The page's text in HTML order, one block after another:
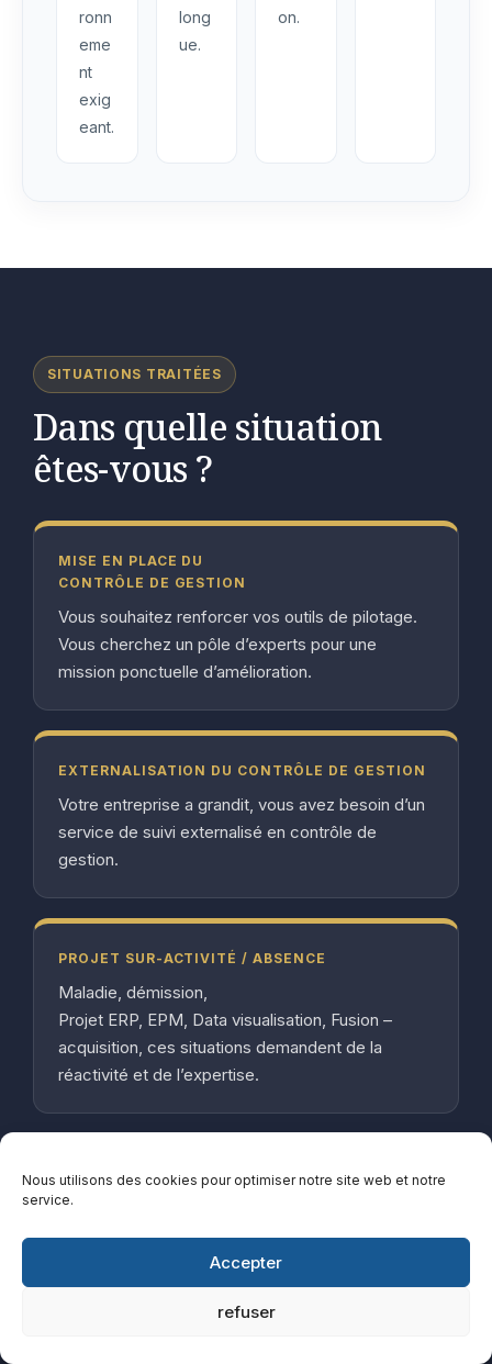
Nous utilisons des cookies pour optimiser notre site web et notre
service.
Accepter
refuser
ronn
eme
nt
exig
eant.
long
ue.
on.
SITUATIONS TRAITÉES
Dans quelle situation
êtes-vous ?
MISE EN PLACE DU
CONTRÔLE DE GESTION
Vous souhaitez renforcer vos outils de pilotage.
Vous cherchez un pôle d’experts pour une
mission ponctuelle d’amélioration.
EXTERNALISATION DU CONTRÔLE DE GESTION
Votre entreprise a grandit, vous avez besoin d’un
service de suivi externalisé en contrôle de
gestion.
PROJET SUR-ACTIVITÉ / ABSENCE
Maladie, démission,
Projet ERP, EPM, Data visualisation, Fusion –
acquisition, ces situations demandent de la
réactivité et de l’expertise.
CRISE FINANCIÈRE
Les chiffres sont de plus en plus alarmants. Il
vous faut des experts pour rapidement retrouver
de la visibilité et de la rentabilité.